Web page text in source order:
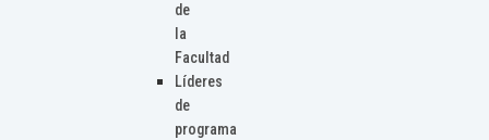
de
la
Facultad
Líderes
de
programa